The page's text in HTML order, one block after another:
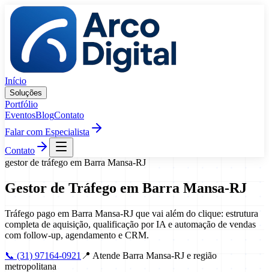
Pular para o conteúdo
Início
Soluções
Portfólio
EventosBlogContato
Falar com Especialista
Contato
gestor de tráfego em Barra Mansa-RJ
Gestor de Tráfego em Barra Mansa-RJ
Tráfego pago em Barra Mansa-RJ que vai além do clique: estrutura
completa de aquisição, qualificação por IA e automação de vendas
com follow-up, agendamento e CRM.
📞 (31) 97164-0921 📍 Atende Barra Mansa-RJ e região
metropolitana